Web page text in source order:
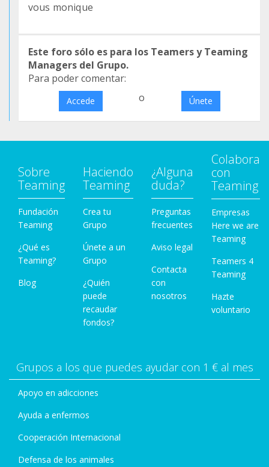
vous monique
Este foro sólo es para los Teamers y Teaming
Managers del Grupo.
Para poder comentar:
Accede o Únete
Sobre
Teaming
Fundación
Teaming
¿Qué es
Teaming?
Blog
Haciendo
Teaming
Crea tu
Grupo
Únete a un
Grupo
¿Quién
puede
recaudar
fondos?
¿Alguna
duda?
Preguntas
frecuentes
Aviso legal
Contacta
con
nosotros
Colabora
con
Teaming
Empresas
Here we are
Teaming
Teamers 4
Teaming
Hazte
voluntario
Grupos a los que puedes ayudar con 1 € al mes
Apoyo en adicciones
Ayuda a enfermos
Cooperación Internacional
Defensa de los animales